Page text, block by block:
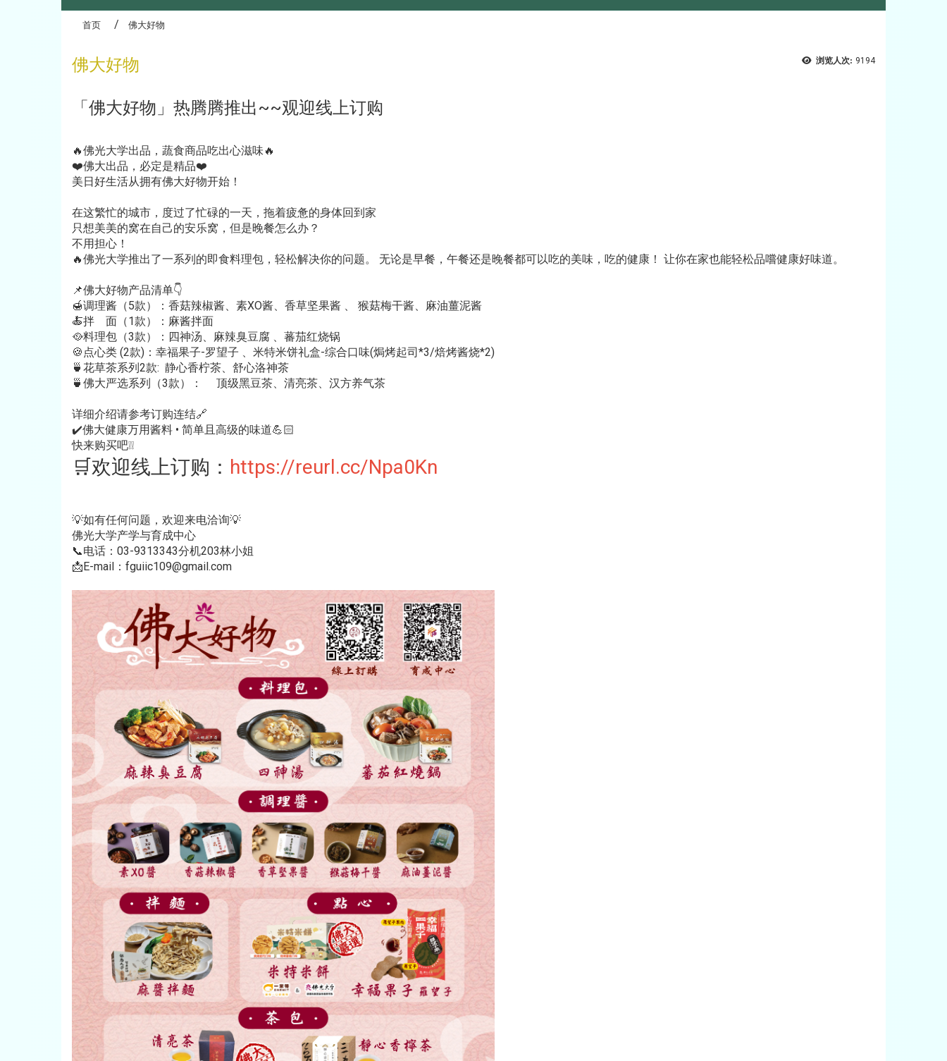
首页 佛大好物
浏览人次: 9194
佛大好物
「佛大好物」热腾腾推出~~观迎线上订购
🔥佛光大学出品，蔬食商品吃出心滋味🔥
❤️佛大出品，必定是精品❤️
美日好生活从拥有佛大好物开始！
在这繁忙的城市，度过了忙碌的一天，拖着疲惫的身体回到家
只想美美的窝在自己的安乐窝，但是晚餐怎么办？
不用担心！
🔥佛光大学推出了一系列的即食料理包，轻松解决你的问题。 无论是早餐，午餐还是晚餐都可以吃的美味，吃的健康！ 让你在家也能轻松品嚐健康好味道。
📌佛大好物产品清单👇
🍯调理酱（5款）：香菇辣椒酱、素XO酱、香草坚果酱 、
猴菇梅干酱、麻油薑泥酱
🍝拌 面（1款）：麻酱拌面
🥘料理包（3款）：四神汤、麻辣臭豆腐 、蕃茄红烧锅
🍪点心类 (2款)：幸福果子-罗望子 、米特米饼礼盒-综合口味(焗烤起司*3/焙烤酱烧*2)
🍵花草茶系列2款: 静心香柠茶、舒心洛神茶
🍵佛大严选系列（3款）： 顶级黑豆茶、清亮茶、汉方养气茶
详细介绍请参考订购连结🔗
✔️佛大健康万用酱料 • 简单且高级的味道💪🏻
快来购买吧❕❕
🛒欢迎线上订购： https://reurl.cc/Npa0Kn
💡如有任何问题，欢迎来电洽询💡
佛光大学产学与育成中心
📞电话：03-9313343分机203林小姐
📩E-mail： fguiic109@gmail.com